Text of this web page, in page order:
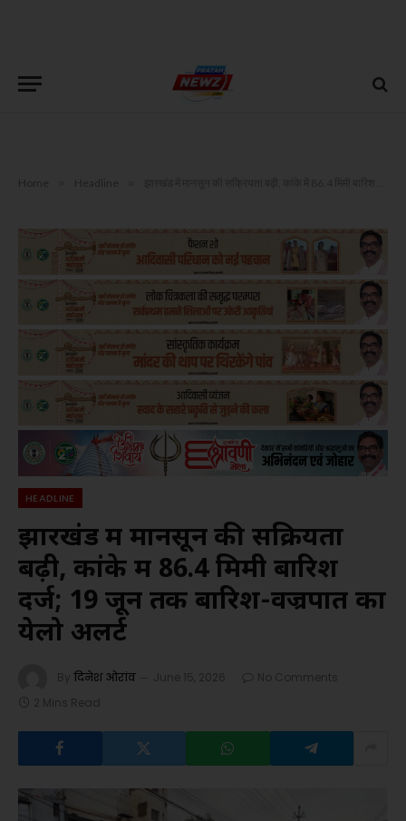
Home Headline
HEADLINE
झारखंड में मानसून की सक्रियता
बढ़ी, कांके में 86.4 मिमी बारिश
दर्ज; 19 जून तक बारिश-वज्रपात का
येलो अलर्ट
By दिनेश ओरांव June 15, 2026
No Comments
2 Mins Read